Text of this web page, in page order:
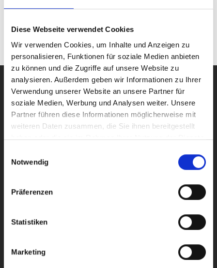
Diese Webseite verwendet Cookies
Wir verwenden Cookies, um Inhalte und Anzeigen zu
personalisieren, Funktionen für soziale Medien anbieten
zu können und die Zugriffe auf unsere Website zu
analysieren. Außerdem geben wir Informationen zu Ihrer
Verwendung unserer Website an unsere Partner für
soziale Medien, Werbung und Analysen weiter. Unsere
Partner führen diese Informationen möglicherweise mit
weiteren Daten zusammen, die Sie ihnen bereitgestellt
haben oder die sie im Rahmen Ihrer Nutzung der Dienste
Notwendig
Präferenzen
Statistiken
Marketing
JETZT ANMELDEN
DEINE
ANSPRECHPARTNER